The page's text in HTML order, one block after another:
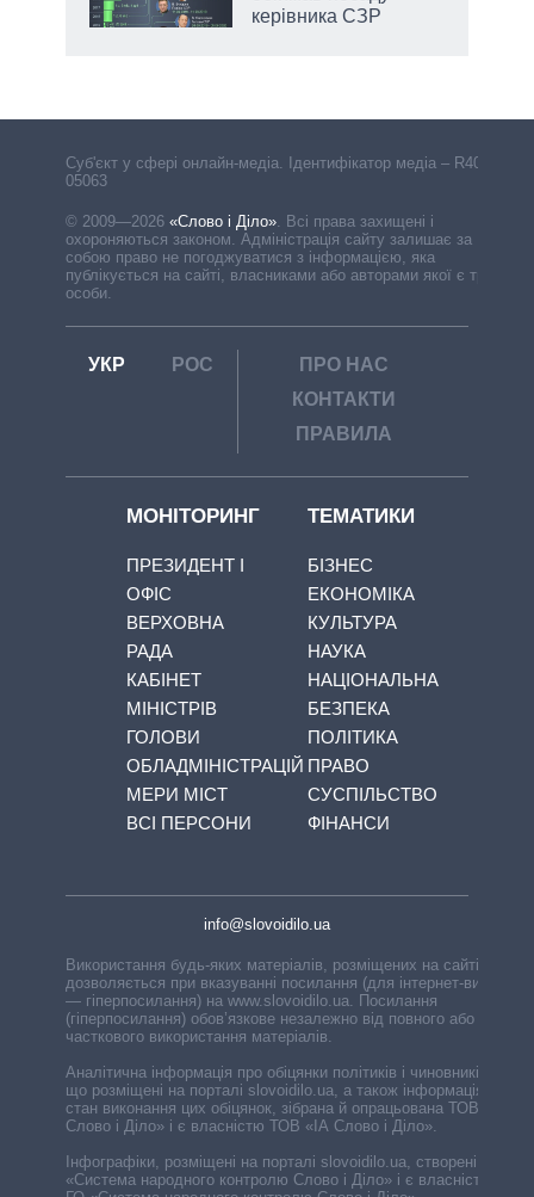
керівника СЗР
Cуб'єкт у сфері онлайн-медіа. Ідентифікатор медіа – R40-
05063
© 2009—2026 «Слово і Діло». Всі права захищені і
охороняються законом. Адміністрація сайту залишає за
собою право не погоджуватися з інформацією, яка
публікується на сайті, власниками або авторами якої є треті
особи.
УКР РОС
ПРО НАС
КОНТАКТИ
ПРАВИЛА
МОНІТОРИНГ
ПРЕЗИДЕНТ І
ОФІС
ВЕРХОВНА
РАДА
КАБІНЕТ
МІНІСТРІВ
ГОЛОВИ
ОБЛАДМІНІСТРАЦІЙ
МЕРИ МІСТ
ВСІ ПЕРСОНИ
ТЕМАТИКИ
БІЗНЕС
ЕКОНОМІКА
КУЛЬТУРА
НАУКА
НАЦІОНАЛЬНА
БЕЗПЕКА
ПОЛІТИКА
ПРАВО
СУСПІЛЬСТВО
ФІНАНСИ
info@slovoidilo.ua
Використання будь-яких матеріалів, розміщених на сайті,
дозволяється при вказуванні посилання (для інтернет-видань
— гіперпосилання) на www.slovoidilo.ua. Посилання
(гіперпосилання) обов’язкове незалежно від повного або
часткового використання матеріалів.
Аналітична інформація про обіцянки політиків і чиновників,
що розміщені на порталі slovoidilo.ua, а також інформація про
стан виконання цих обіцянок, зібрана й опрацьована ТОВ «ІА
Слово і Діло» і є власністю ТОВ «ІА Слово і Діло».
Інфографіки, розміщені на порталі slovoidilo.ua, створені ГО
«Система народного контролю Слово і Діло» і є власністю